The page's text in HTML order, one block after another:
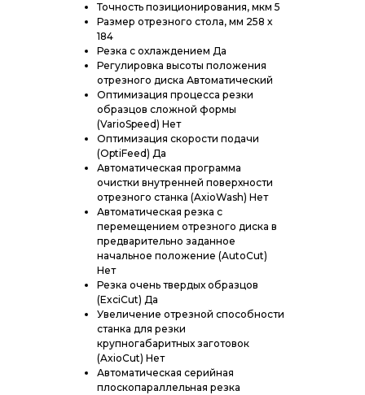
Точность позиционирования, мкм 5
Размер отрезного стола, мм 258 х
184
Резка с охлаждением Да
Регулировка высоты положения
отрезного диска Автоматический
Оптимизация процесса резки
образцов сложной формы
(VarioSpeed) Нет
Оптимизация скорости подачи
(OptiFeed) Да
Автоматическая программа
очистки внутренней поверхности
отрезного станка (AxioWash) Нет
Автоматическая резка с
перемещением отрезного диска в
предварительно заданное
начальное положение (AutoCut)
Нет
Резка очень твердых образцов
(ExciCut) Да
Увеличение отрезной способности
станка для резки
крупногабаритных заготовок
(AxioCut) Нет
Автоматическая серийная
плоскопараллельная резка